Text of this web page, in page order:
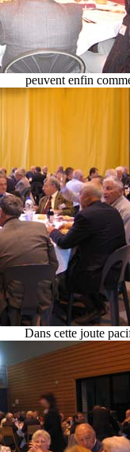
peuvent enfin
Dans cette joute